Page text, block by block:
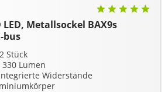
LED, Metallsockel BAX9s
bus
Stück
330 Lumen
Widerstände